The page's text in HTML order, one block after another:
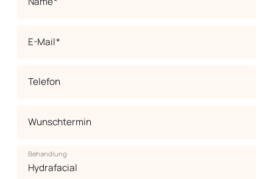
E-Mail
Telefon
Wunschtermin
Behandlung